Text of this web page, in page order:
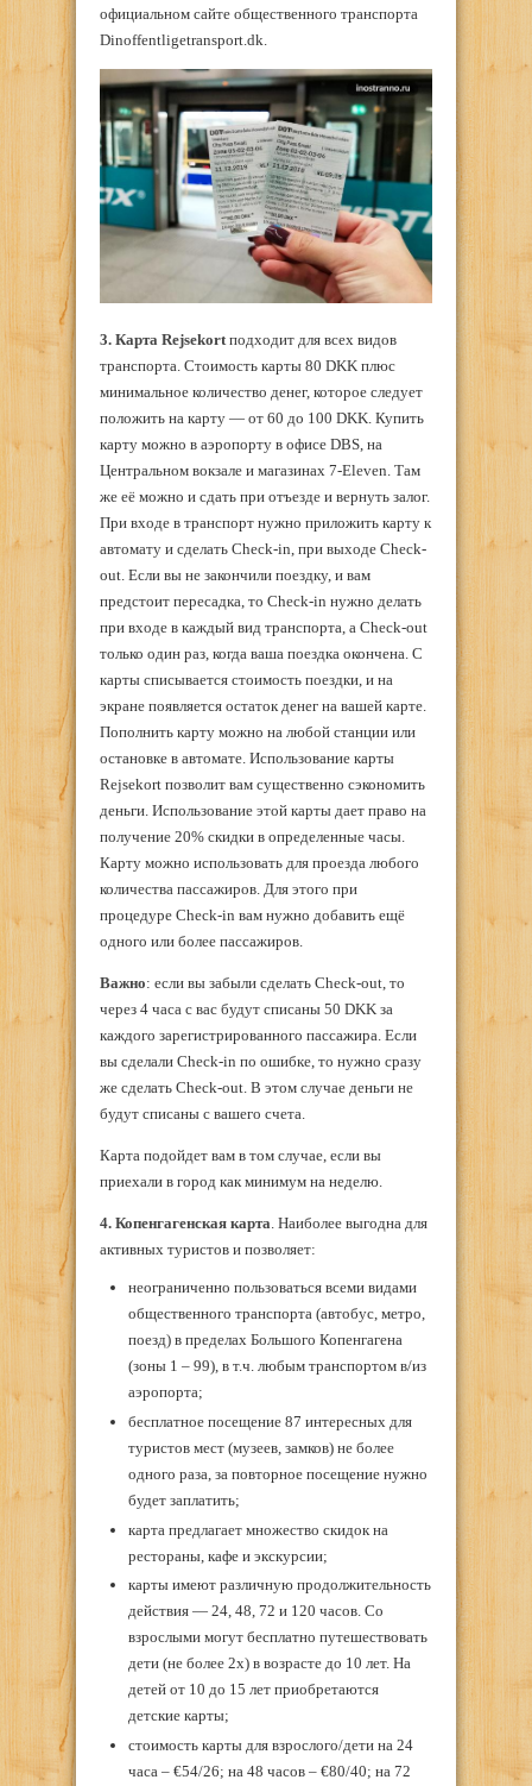
официальном сайте общественного транспорта
Dinoffentligetransport.dk.
3. Карта Rejsekortподходит для всех видов
транспорта. Стоимость карты 80 DKK плюс
минимальное количество денег, которое следует
положить на карту — от 60 до 100 DKK. Купить
карту можно в аэропорту в офисе DBS, на
Центральном вокзале и магазинах 7-Eleven. Там
же её можно и сдать при отъезде и вернуть залог.
При входе в транспорт нужно приложить карту к
автомату и сделать Check-in, при выходе Check-
out. Если вы не закончили поездку, и вам
предстоит пересадка, то Check-in нужно делать
при входе в каждый вид транспорта, а Check-out
только один раз, когда ваша поездка окончена. С
карты списывается стоимость поездки, и на
экране появляется остаток денег на вашей карте.
Пополнить карту можно на любой станции или
остановке в автомате. Использование карты
Rejsekort позволит вам существенно сэкономить
деньги. Использование этой карты дает право на
получение 20% скидки в определенные часы.
Карту можно использовать для проезда любого
количества пассажиров. Для этого при
процедуре Check-in вам нужно добавить ещё
одного или более пассажиров.
Важно: если вы забыли сделать Check-out, то
через 4 часа с вас будут списаны 50 DKK за
каждого зарегистрированного пассажира. Если
вы сделали Check-in по ошибке, то нужно сразу
же сделать Check-out. В этом случае деньги не
будут списаны с вашего счета.
Карта подойдет вам в том случае, если вы
приехали в город как минимум на неделю.
4. Копенгагенская карта. Наиболее выгодна для
активных туристов и позволяет:
неограниченно пользоваться всеми видами
общественного транспорта (автобус, метро,
поезд) в пределах Большого Копенгагена
(зоны 1 – 99), в т.ч. любым транспортом в/из
аэропорта;
бесплатное посещение 87 интересных для
туристов мест (музеев, замков) не более
одного раза, за повторное посещение нужно
будет заплатить;
карта предлагает множество скидок на
рестораны, кафе и экскурсии;
карты имеют различную продолжительность
действия — 24, 48, 72 и 120 часов. Со
взрослыми могут бесплатно путешествовать
дети (не более 2х) в возрасте до 10 лет. На
детей от 10 до 15 лет приобретаются
детские карты;
стоимость карты для взрослого/дети на 24
часа – €54/26; на 48 часов – €80/40; на 72